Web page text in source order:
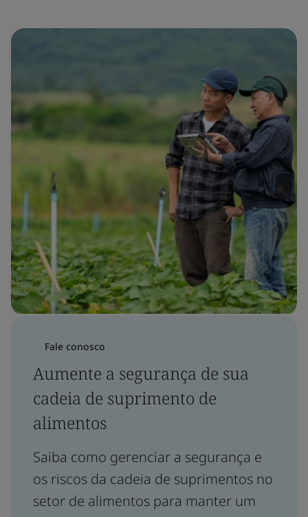
Fale conosco
Aumente a segurança de sua
cadeia de suprimento de
alimentos
Saiba como gerenciar a segurança e
os riscos da cadeia de suprimentos no
setor de alimentos para manter um